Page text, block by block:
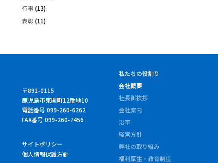
行事 (13)
表彰(11)
〒891-0115
鹿児島市東開町12番地10
電話番号 099-260-6262
FAX番号 099-260-7456
サイトポリシー
個人情報保護方針
私たちの役割り
会社概要
社長御挨拶
会社案内
沿革
経営方針
弊社の取り組み
福利厚生・教育制度